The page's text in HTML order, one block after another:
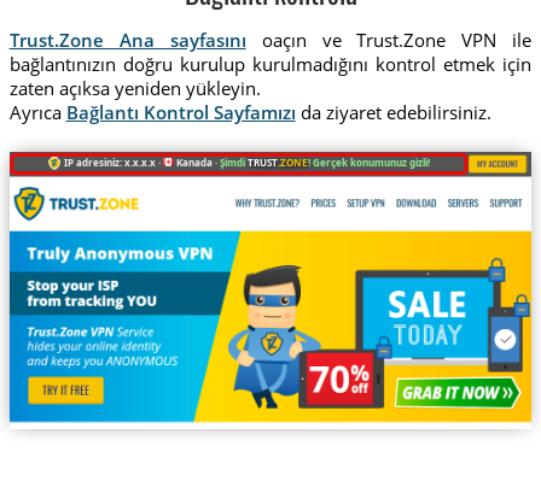
Trust.Zone Ana sayfasını oaçın ve Trust.Zone VPN ile
bağlantınızın doğru kurulup kurulmadığını kontrol etmek için
zaten açıksa yeniden yükleyin.
Ayrıca Bağlantı Kontrol Sayfamızı da ziyaret edebilirsiniz.
IP adresiniz: x.x.x.x · Kanada ·ŞimdiTRUST.ZONE! Gerçek konumunuz gizli!